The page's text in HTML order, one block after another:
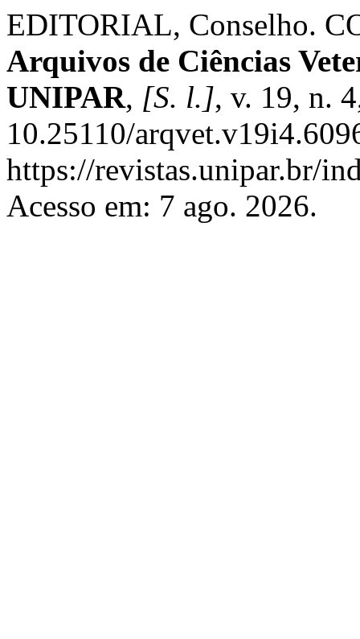
EDITORIAL, Conselho.
Arquivos de Ciências
UNIPAR, [S. l.], v. 19, n.
10.25110/
https://revistas.unipar.br/
Acesso em: 7 ago. 2026.